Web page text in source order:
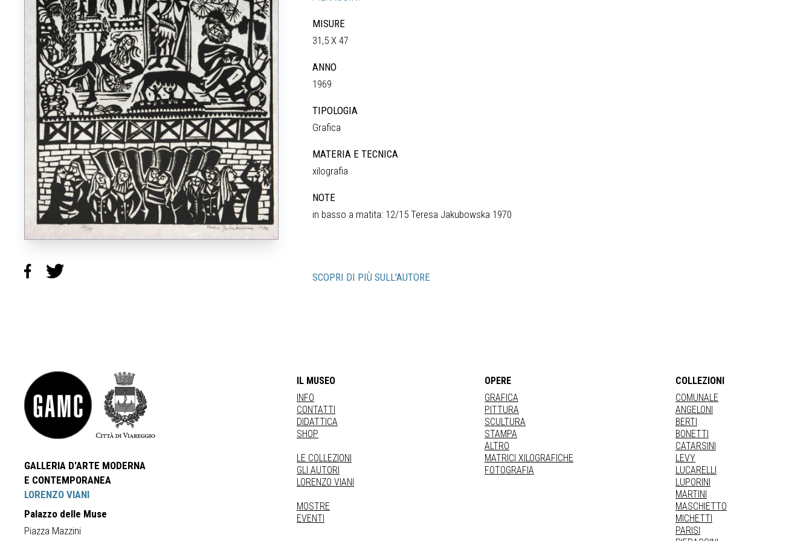
MISURE
31,5 X 47
ANNO
1969
TIPOLOGIA
Grafica
MATERIA E TECNICA
xilografia
NOTE
in basso a matita: 12/15 Teresa Jakubowska 1970
SCOPRI DI PIÙ SULL'AUTORE
GALLERIA D'ARTE MODERNA
E CONTEMPORANEA
LORENZO VIANI
Palazzo delle Muse
Piazza Mazzini
IL MUSEO
INFO
CONTATTI
DIDATTICA
SHOP
LE COLLEZIONI
GLI AUTORI
LORENZO VIANI
MOSTRE
EVENTI
OPERE
GRAFICA
PITTURA
SCULTURA
STAMPA
ALTRO
MATRICI XILOGRAFICHE
FOTOGRAFIA
COLLEZIONI
COMUNALE
ANGELONI
BERTI
BONETTI
CATARSINI
LEVY
LUCARELLI
LUPORINI
MARTINI
MASCHIETTO
MICHETTI
PARISI